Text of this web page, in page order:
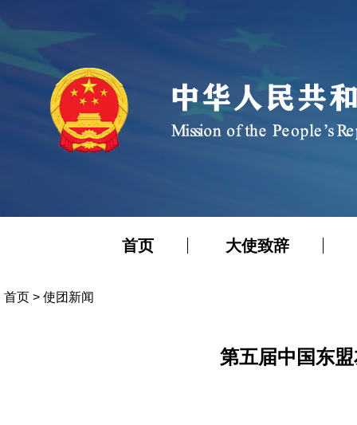
首页 大使致辞
首页 > 使团新闻
第五届中国东